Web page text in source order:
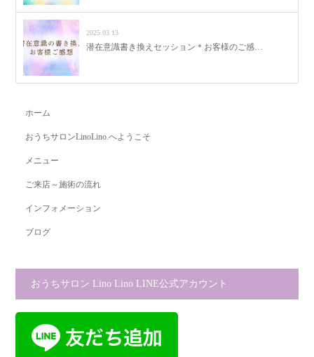
2025.03.13
潜在意識書き換えセッション＊お客様のご感…
ホーム
おうちサロンLinoLino.へようこそ
メニュー
ご来店～施術の流れ
インフォメーション
ブログ
おうちサロン Lino Lino LINE公式アカウント